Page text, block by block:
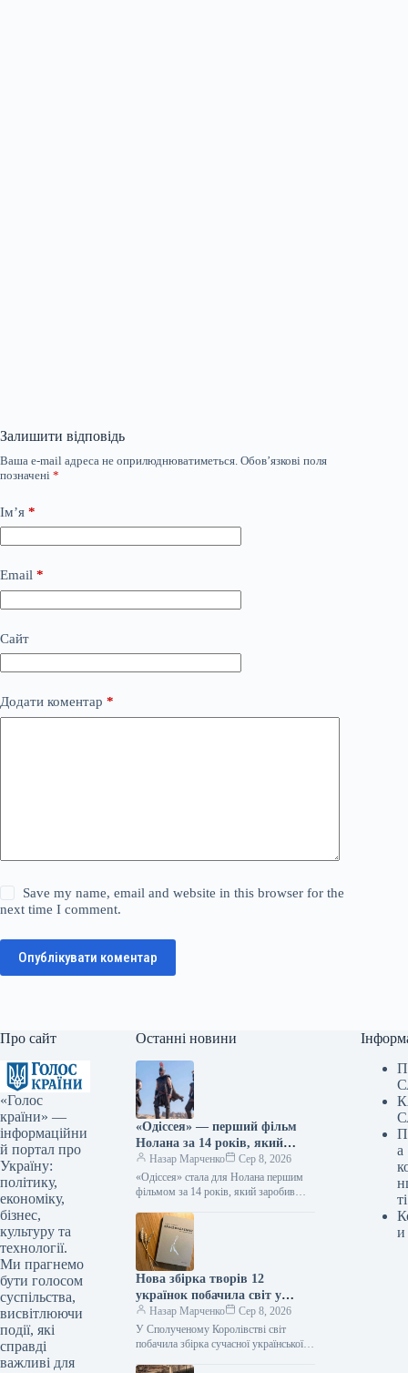
Залишити відповідь
Ваша e-mail адреса не оприлюднюватиметься. Обов’язкові поля
позначені *
Ім’я *
Email *
Сайт
Додати коментар *
Save my name, email and website in this browser for the
next time I comment.
Опублікувати коментар
Про сайт
«Голос
країни» —
інформаційни
й портал про
Україну:
політику,
економіку,
бізнес,
культуру та
технології.
Ми прагнемо
бути голосом
суспільства,
висвітлюючи
події, які
справді
важливі для
Останні новини
«Одіссея» — перший фільм
Нолана за 14 років, який
перетнув позначку в 1
мільярд доларів.
Назар Марченко
Сер 8, 2026
«Одіссея» стала для Нолана першим
фільмом за 14 років, який заробив
Укрінформ Стрічка Крістофера
Нолана…
Нова збірка творів 12
українок побачила світ у
Великій Британії, тоді як у
Швеції презентовано видання
Наталки Ворожбит.
Назар Марченко
Сер 8, 2026
У Сполученому Королівстві світ
побачила збірка сучасної української
а
ті
и